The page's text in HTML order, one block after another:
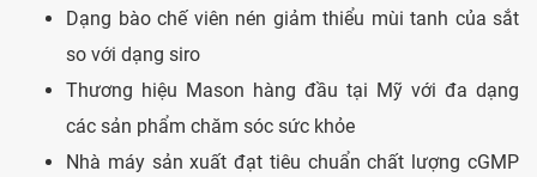
Dạng bào chế viên nén giảm thiểu mùi tanh của sắt
so với dạng siro
Thương hiệu Mason hàng đầu tại Mỹ với đa dạng
các sản phẩm chăm sóc sức khỏe
Nhà máy sản xuất đạt tiêu chuẩn chất lượng cGMP